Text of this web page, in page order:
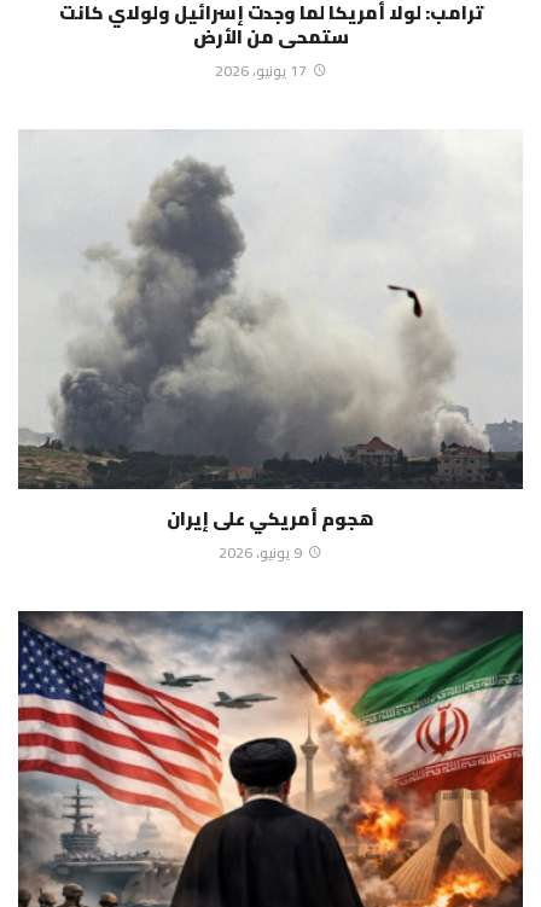
ترامب: لولا أمريكا لما وجدت إسرائيل ولولاي كانت
ستمحى من الأرض
17 يونيو، 2026
هجوم أمريكي على إيران
9 يونيو، 2026